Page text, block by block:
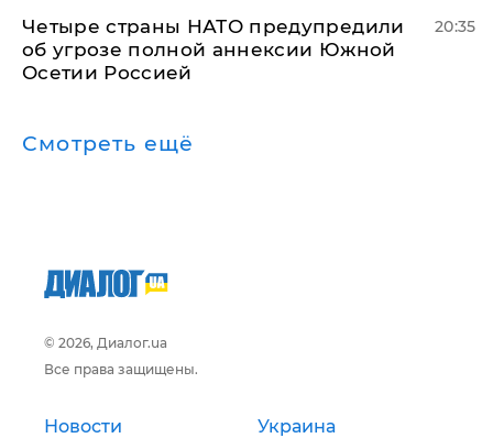
Четыре страны НАТО предупредили
об угрозе полной аннексии Южной
Осетии Россией
20:35
Смотреть ещё
© 2026, Диалог.ua
Все права защищены.
Новости Украина